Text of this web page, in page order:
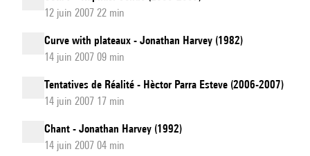
12 juin 2007 22 min
Curve with plateaux - Jonathan Harvey (1982)
14 juin 2007 09 min
Tentatives de Réalité - Hèctor Parra Esteve (2006-2007)
14 juin 2007 17 min
Chant - Jonathan Harvey (1992)
14 juin 2007 04 min